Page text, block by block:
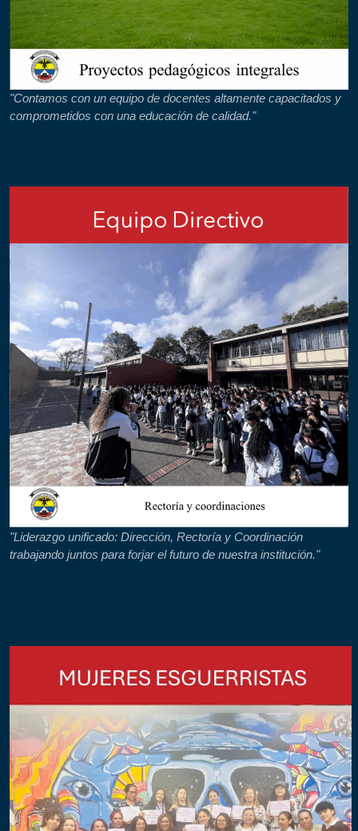
"Contamos con un equipo de docentes altamente capacitados y
comprometidos con una educación de calidad."
"Liderazgo unificado: Dirección, Rectoría y Coordinación
trabajando juntos para forjar el futuro de nuestra institución."